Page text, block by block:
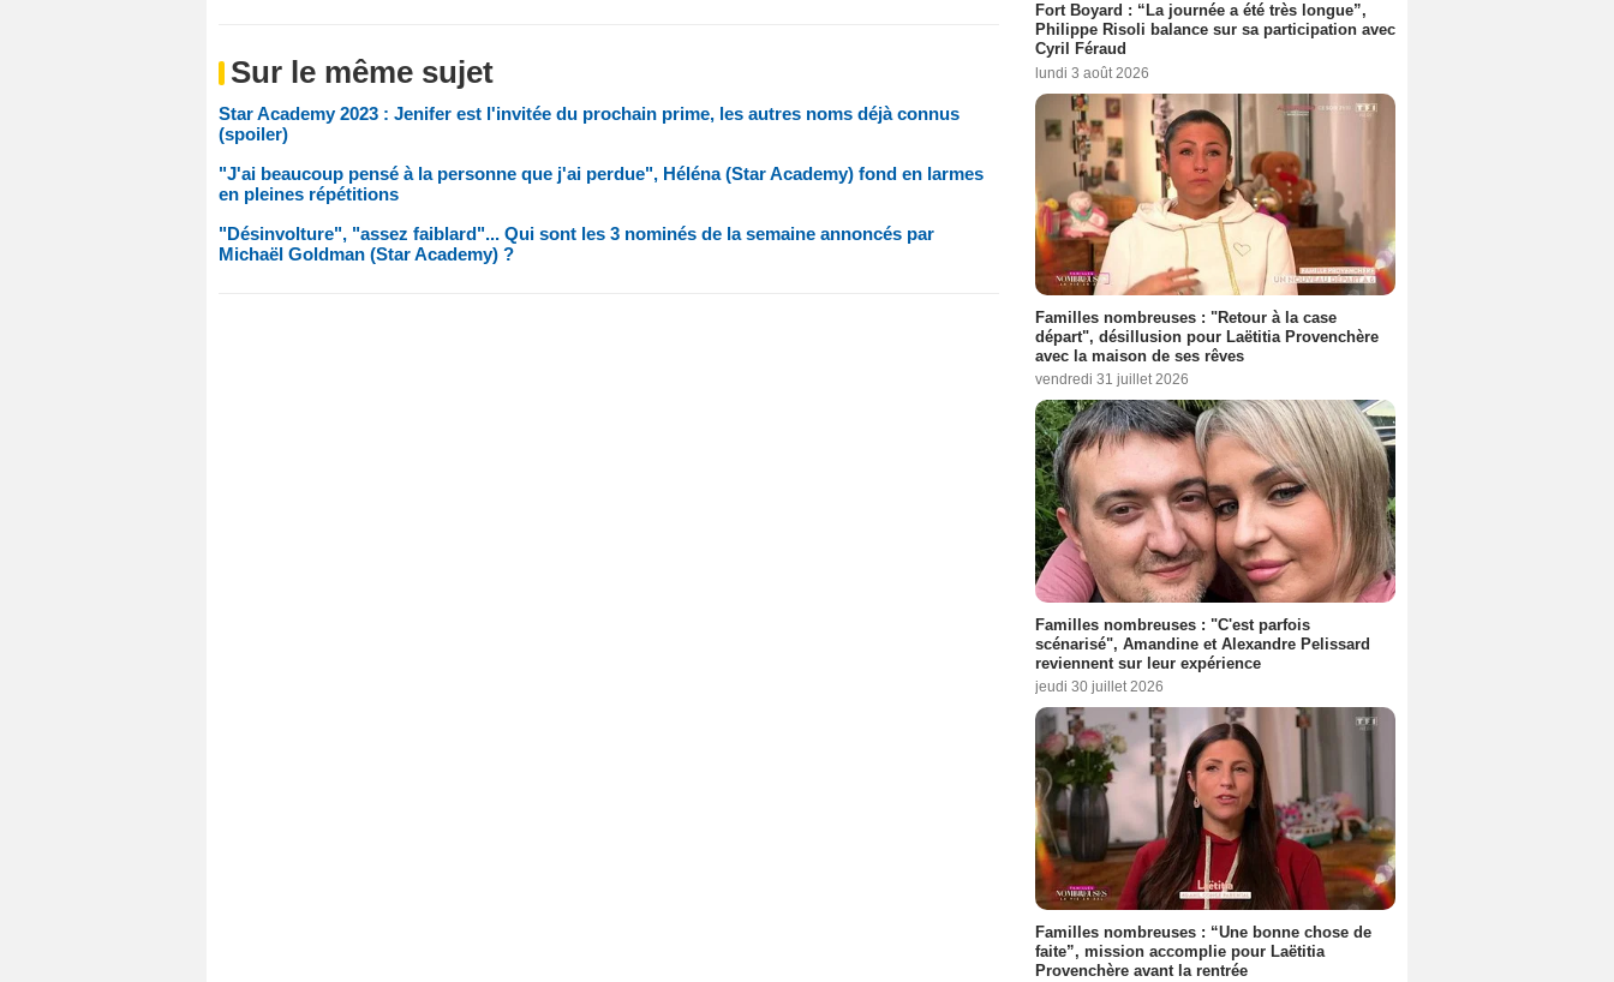
Sur le même sujet
Star Academy 2023 : Jenifer est l'invitée du prochain prime, les autres noms déjà connus
(spoiler)
"J'ai beaucoup pensé à la personne que j'ai perdue", Héléna (Star Academy) fond en larmes
en pleines répétitions
"Désinvolture", "assez faiblard"... Qui sont les 3 nominés de la semaine annoncés par
Michaël Goldman (Star Academy) ?
Fort Boyard : “La journée a été très longue”,
Philippe Risoli balance sur sa participation avec
Cyril Féraud
lundi 3 août 2026
Familles nombreuses : "Retour à la case
départ", désillusion pour Laëtitia Provenchère
avec la maison de ses rêves
vendredi 31 juillet 2026
Familles nombreuses : "C'est parfois
scénarisé", Amandine et Alexandre Pelissard
reviennent sur leur expérience
jeudi 30 juillet 2026
Familles nombreuses : “Une bonne chose de
faite”, mission accomplie pour Laëtitia
Provenchère avant la rentrée